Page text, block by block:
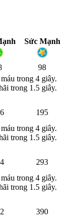
Sức Mạnh
98
trong 4 giây.
trong 1.5 giây.
195
trong 4 giây.
trong 1.5 giây.
293
trong 4 giây.
trong 1.5 giây.
390